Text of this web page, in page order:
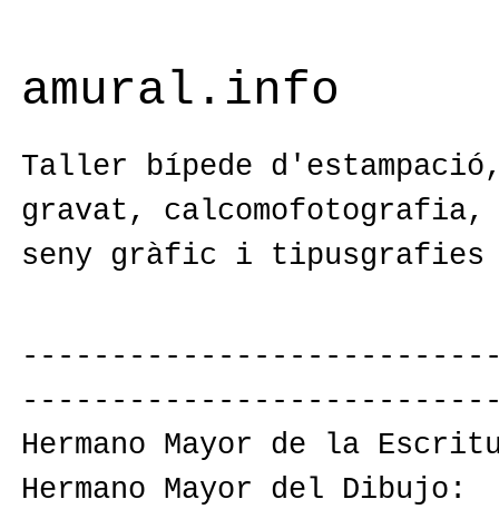
amural.info
Taller bípede
gravat,
seny gràfic i tipusgrafies
Hermano Mayor de la
Hermano Mayor del Dibujo: